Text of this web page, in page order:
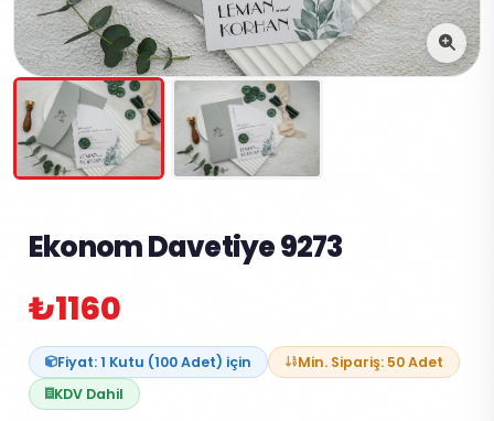
Ekonom Davetiye 9273
₺1160
Fiyat: 1 Kutu (100 Adet) için
Min. Sipariş: 50 Adet
KDV Dahil